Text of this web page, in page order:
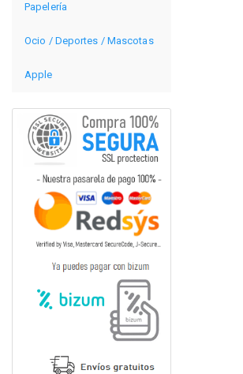
Papelería
Ocio / Deportes / Mascotas
Apple